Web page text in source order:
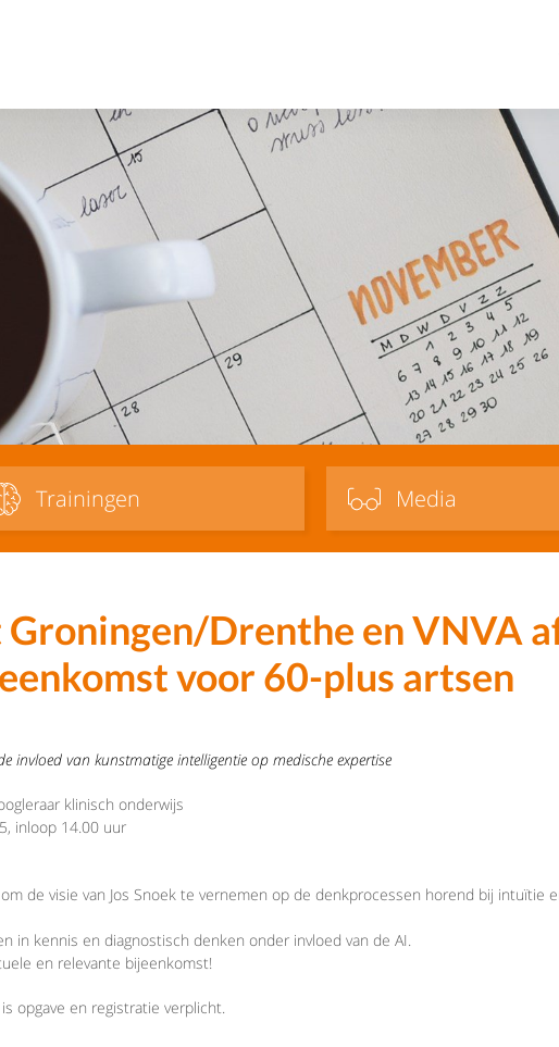
Trainingen Media
Drenthe en VNVA
voor 60-plus artsen
invloed van kunstmatige intelligentie op medische expertise
klinisch onderwijs
inloop 14.00 uur
de visie van Jos Snoek te vernemen op de denkprocessen horend bij intuïtie
in kennis en diagnostisch denken onder invloed van de AI.
en relevante bijeenkomst!
opgave en registratie verplicht.